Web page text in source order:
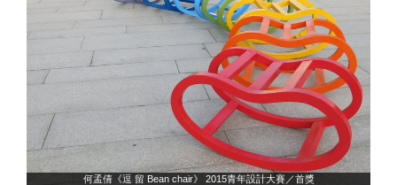
何孟倩《逗 留 Bean chair》 2015青年設計大賽／首獎